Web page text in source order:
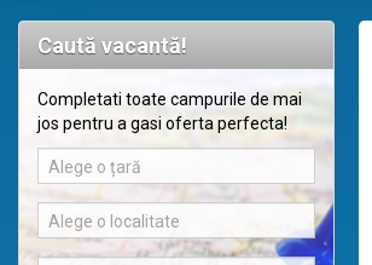
Caută vacantă!
Completati toate campurile de mai
jos pentru a gasi oferta perfecta!
Alege o țară
Alege o localitate